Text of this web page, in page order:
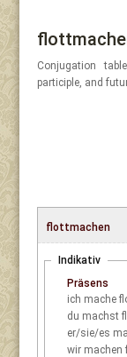
Conjugation
participle, and
flottmachen
Indikativ
Präsens
ich mache
du machst
er/sie/es
wir machen